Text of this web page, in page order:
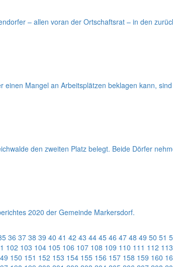
– allen voran der Ortschaftsrat – in den
Mangel an Arbeitsplätzen beklagen kann,
den zweiten Platz belegt. Beide Dörfer
2020 der Gemeinde Markersdorf.
36 37 38 39 40 41 42 43 44 45 46 47 48 49 50 51
102 103 104 105 106 107 108 109 110 111 112 113
150 151 152 153 154 155 156 157 158 159 160